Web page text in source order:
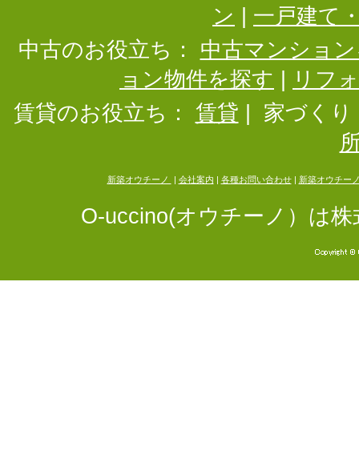
ン
一戸建て
中古のお役立ち：
中古マンショ
ョン物件を探す
リフ
賃貸のお役立ち：
賃貸
家づくり
新築オウチーノ 会社案内 各種お問い合わせ| 新築オウチー
O-uccino(オウチーノ）は